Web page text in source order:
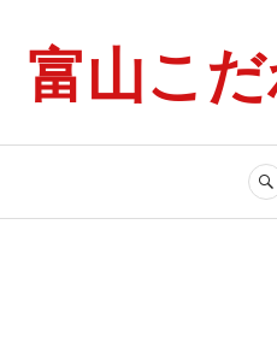
富山こ